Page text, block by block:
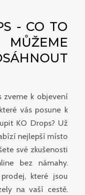
- CO TO
zveme k objevení
vás posune k
KO Drops? Už
nejlepší místo
své zkušenosti
bez námahy.
které jsou
na vaší cestě.